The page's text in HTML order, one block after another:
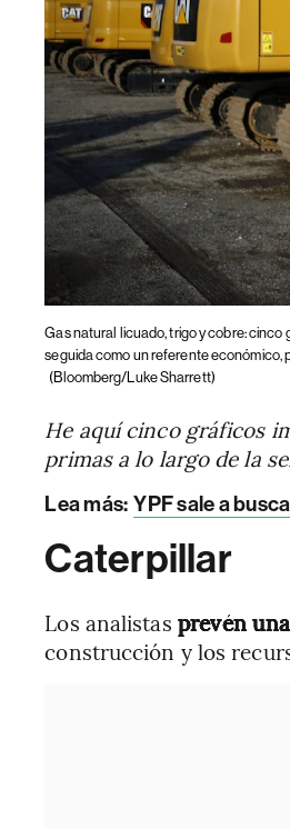
Gas natural licuado, trigo y cobre:
seguida como un referente económico,
(Bloomberg/Luke Sharrett)
He aquí cinco gráficos
primas a lo largo de la
Lea más: YPF sale a
Caterpillar
Los analistas prevén
construcción y los